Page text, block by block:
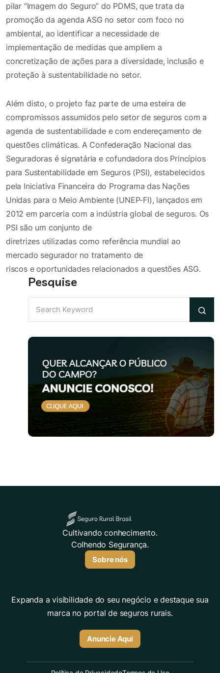
pilar “Imagem do Seguro” do PDMS, que trata da
promoção da agenda ASG no setor com foco no
ambiental, ao identificar a necessidade de
implementação de medidas que ampliem a
concretização de ações para a diversidade, inclusão e
proteção à sustentabilidade no setor.
Além disto, o projeto faz parte de uma esteira de
compromissos assumidos pelo setor de seguros com a
agenda de sustentabilidade e com endereçamento de
questões climáticas. A Confederação Nacional das
Seguradoras é signatária e cofundadora dos Princípios
para Sustentabilidade em Seguros (PSI), estabelecidos
pela Iniciativa Financeira do Programa das Nações
Unidas para o Meio Ambiente (UNEP-FI), lançados em
2012 em parceria com a indústria global de seguros. Os
PSI são um conjunto de
diretrizes utilizadas como referência mundial ao
mercado segurador no tratamento de
riscos e oportunidades relacionados a questões ASG.
Pesquise
Cultivando conhecimento.
Colhendo Segurança.
Sobre nós
Expanda a visibilidade do seu negócio e destaque sua
marca no portal de seguros rurais.
Anuncie Aqui